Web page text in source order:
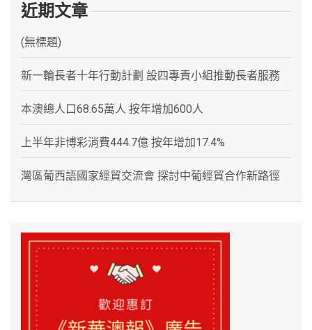
近期文章
(無標題)
新一輪長者十年行動計劃 設四專責小組推動長者服務
本澳總人口68.65萬人 按年增加600人
上半年非博彩消費444.7億 按年增加17.4%
灣區葡西語國家經貿交流會 探討中葡經貿合作新路徑